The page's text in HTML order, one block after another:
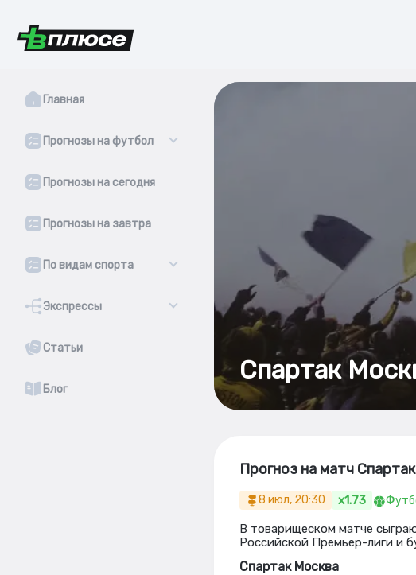
Главная
Прогнозы на футбол
Прогнозы на сегодня
Прогнозы на завтра
По видам спорта
Экспрессы
Статьи
Блог
Спартак
Прогноз на матч
8 июл, 20:30 x1.73
В товарищеском матче
Российской Премьер-лиги и
Спартак Москва